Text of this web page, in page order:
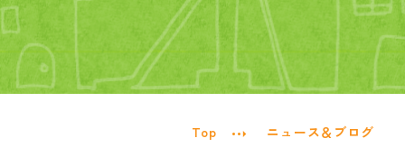
Top ニュース＆ブログ